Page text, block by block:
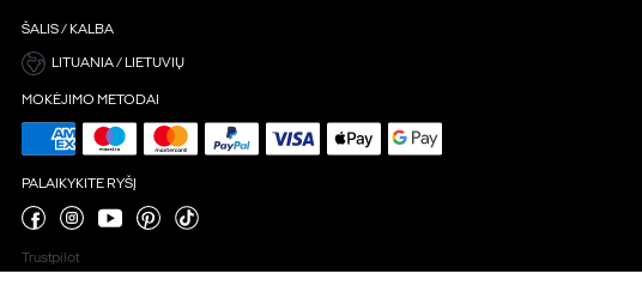
ŠALIS / KALBA
LITUANIA / LIETUVIŲ
MOKĖJIMO METODAI
PALAIKYKITE RYŠĮ
Trustpilot